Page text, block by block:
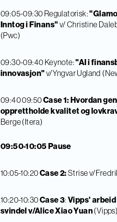
09:05-09:30 Regulatorisk:
Inntog i Finans"v/ Christine
(Pwc)
09:30-09:40 Keynote:"AI i
innovasjon"v/Yngvar Ugland
09:40 09:50Case 1: Hvordan
opprettholde kvalitet og
Berge (Itera)
09:50-10:05 Pause
10:05-10:20Case 2:Strise v/
10:20-10:30Case 3:Vipps'
svindel v/Alice Xiao Yuan